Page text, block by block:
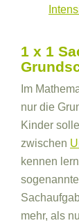
1 x 1
Im
nur die
Kinder
zwischen
kennen
mehr, als